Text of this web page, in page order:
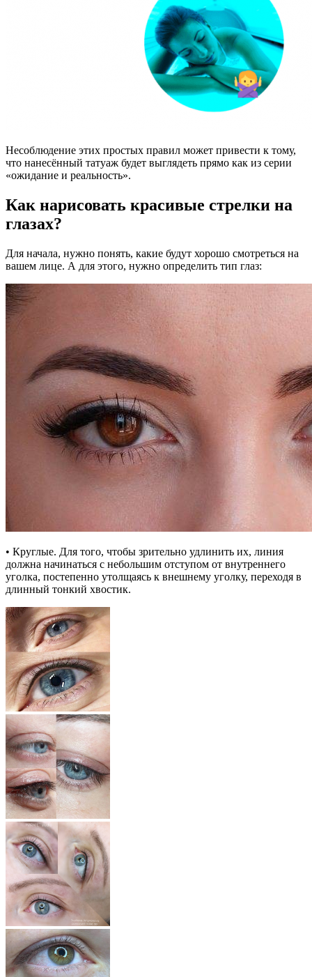
Несоблюдение этих простых правил может привести к тому,
что нанесённый татуаж будет выглядеть прямо как из серии
«ожидание и реальность».
Как нарисовать красивые стрелки на
глазах?
Для начала, нужно понять, какие будут хорошо смотреться на
вашем лице. А для этого, нужно определить тип глаз:
• Круглые. Для того, чтобы зрительно удлинить их, линия
должна начинаться с небольшим отступом от внутреннего
уголка, постепенно утолщаясь к внешнему уголку, переходя в
длинный тонкий хвостик.